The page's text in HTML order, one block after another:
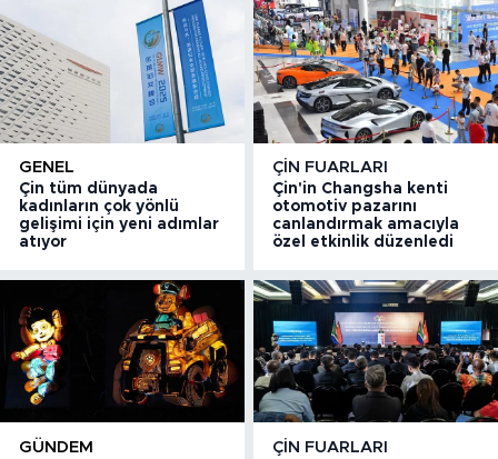
GENEL
Çin tüm dünyada
kadınların çok yönlü
gelişimi için yeni adımlar
atıyor
ÇIN FUARLARI
Çin'in Changsha kenti
otomotiv pazarını
canlandırmak amacıyla
özel etkinlik düzenledi
GÜNDEM ÇIN FUARLARI